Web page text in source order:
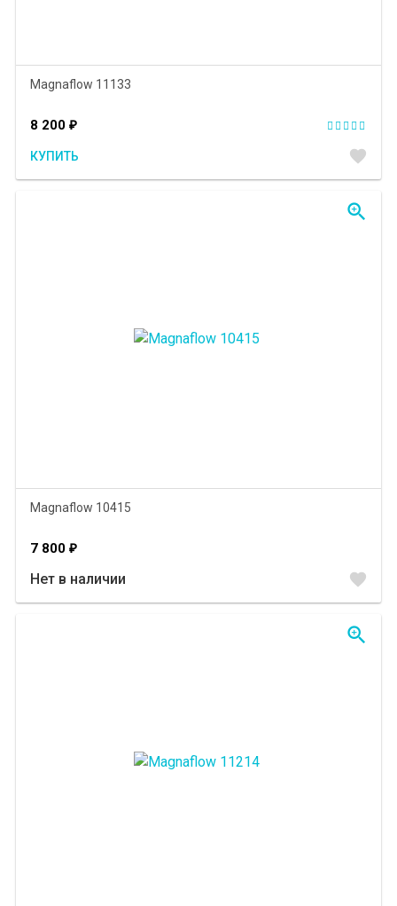
Magnaflow 11133
8 200 ₽
КУПИТЬ favorite
Magnaflow 10415
7 800 ₽
Нет в наличии favorite
zoom_in
zoom_in